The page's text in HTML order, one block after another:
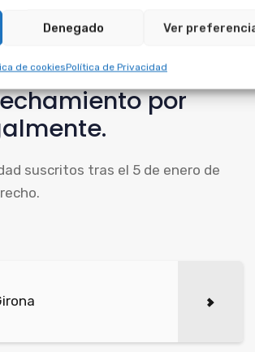
Denegado Ver
de cookiesPolítica de Privacidad
del crédito, ya que ambos
tanto por la multipropiedad
por
suscritos tras el 5 de enero de